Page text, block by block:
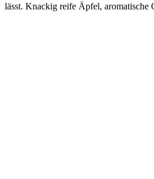
lässt. Knackig reife Äpfel, aromatische